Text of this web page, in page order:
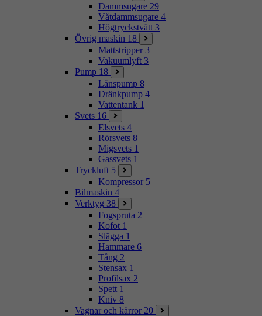
Dammsugare 29
Våtdammsugare 4
Högtryckstvätt 3
Övrig maskin 18
Mattstripper 3
Vakuumlyft 3
Pump 18
Länspump 8
Dränkpump 4
Vattentank 1
Svets 16
Elsvets 4
Rörsvets 8
Migsvets 1
Gassvets 1
Tryckluft 5
Kompressor 5
Bilmaskin 4
Verktyg 38
Fogspruta 2
Kofot 1
Slägga 1
Hammare 6
Tång 2
Stensax 1
Profilsax 2
Spett 1
Kniv 8
Vagnar och kärror 20